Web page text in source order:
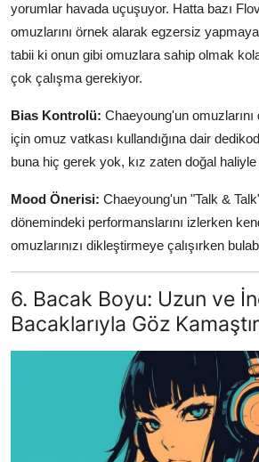
yorumlar havada uçuşuyor. Hatta bazı
omuzlarını örnek alarak egzersiz
tabii ki onun gibi omuzlara sahip olmak
çok çalışma gerekiyor.
Bias Kontrolü: Chaeyoung'un
için omuz vatkası kullandığına dair
buna hiç gerek yok, kız zaten doğal
Mood Önerisi: Chaeyoung'un "Talk &
dönemindeki performanslarını izlerken
omuzlarınızı dikleştirmeye çalışırken
6. Bacak Boyu: Uzun ve
Bacaklarıyla Göz